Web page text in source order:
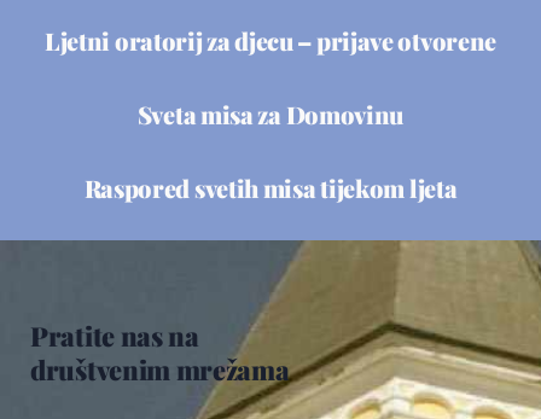
Ljetni oratorij za djecu – prijave otvorene
Sveta misa za Domovinu
Raspored svetih misa tijekom ljeta
Pratite nas na
društvenim mrežama